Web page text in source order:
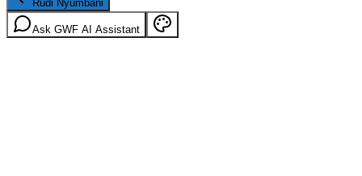
Rudi Nyumbani
Ask GWF AI Assistant